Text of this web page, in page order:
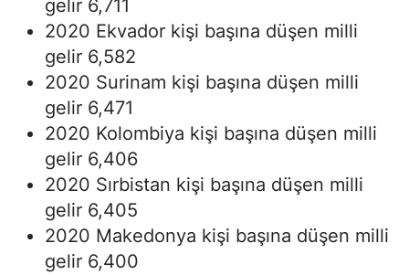
gelir 6,711
2020 Ekvador kişi başına düşen milli
gelir 6,582
2020 Surinam kişi başına düşen milli
gelir 6,471
2020 Kolombiya kişi başına düşen milli
gelir 6,406
2020 Sırbistan kişi başına düşen milli
gelir 6,405
2020 Makedonya kişi başına düşen milli
gelir 6,400